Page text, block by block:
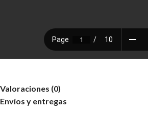
Valoraciones (0)
Envíos y entregas